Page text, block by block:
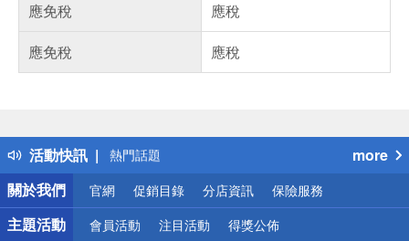
應免稅
應稅
應免稅
應稅
活動快訊
得獎公告
熱門話題
銀行優惠
偏遠地區配送
詐騙網頁！請小心！
more
關於我們
官網 促銷目錄 分店資訊 保險服務
主題活動 會員活動 注目活動 得獎公佈